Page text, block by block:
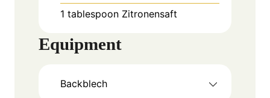
1 tablespoon Zitronensaft
Equipment
Backblech